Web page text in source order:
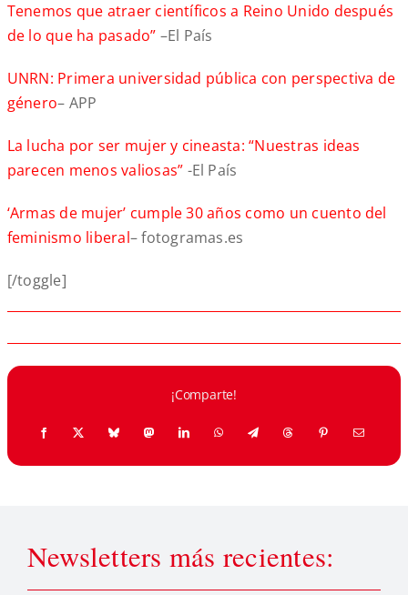
Tenemos que atraer científicos a Reino Unido después
de lo que ha pasado” –El País
UNRN: Primera universidad pública con perspectiva de
género– APP
La lucha por ser mujer y cineasta: “Nuestras ideas
parecen menos valiosas” -El País
‘Armas de mujer’ cumple 30 años como un cuento del
feminismo liberal– fotogramas.es
[/toggle]
¡Comparte!
Newsletters más recientes: